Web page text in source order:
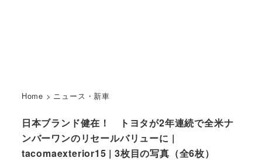
Home > ニュース・新車
日本ブランド健在！ トヨタが2年連続で全米ナ
ンバーワンのリセールバリューに |
tacomaexterior15 | 3枚目の写真（全6枚）